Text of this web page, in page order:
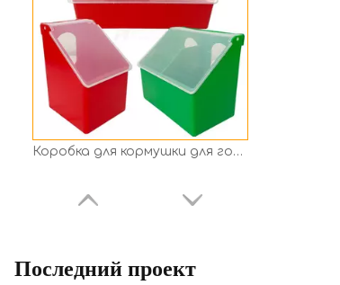
Автоматическая система кормления Линия кормления и поения птицы
Последний проект